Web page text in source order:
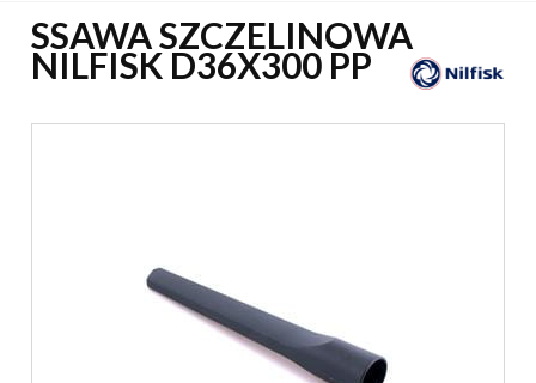
SSAWA SZCZELINOWA
NILFISK D36X300 PP